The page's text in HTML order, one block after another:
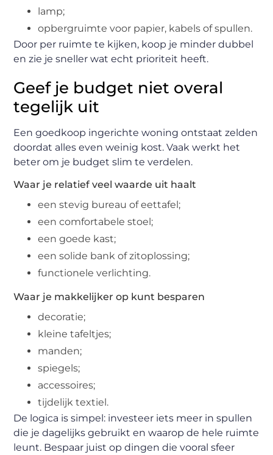
lamp;
opbergruimte voor papier, kabels of spullen.
Door per ruimte te kijken, koop je minder dubbel
en zie je sneller wat echt prioriteit heeft.
Geef je budget niet overal
tegelijk uit
Een goedkoop ingerichte woning ontstaat zelden
doordat alles even weinig kost. Vaak werkt het
beter om je budget slim te verdelen.
Waar je relatief veel waarde uit haalt
een stevig bureau of eettafel;
een comfortabele stoel;
een goede kast;
een solide bank of zitoplossing;
functionele verlichting.
Waar je makkelijker op kunt besparen
decoratie;
kleine tafeltjes;
manden;
spiegels;
accessoires;
tijdelijk textiel.
De logica is simpel: investeer iets meer in spullen
die je dagelijks gebruikt en waarop de hele ruimte
leunt. Bespaar juist op dingen die vooral sfeer